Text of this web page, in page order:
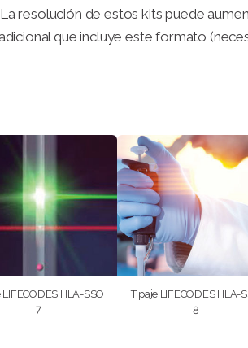
resolución de estos kits puede
que incluye este formato
LIFECODES HLA-SSO
7
Tipaje LIFECODES HLA-
8